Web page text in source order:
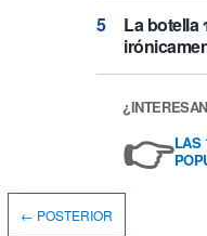
La botella
👉LAS
← POSTERIOR